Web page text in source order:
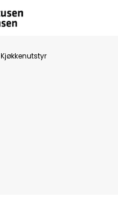
Kjøkkenutstyr